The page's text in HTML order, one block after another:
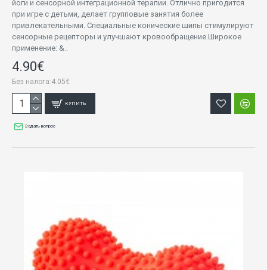
йоги и сенсорной интеграционной терапии. Отлично пригодится
при игре с детьми, делает групповые занятия более
привлекательными. Специальные конические шипы стимулируют
сенсорные рецепторы и улучшают кровообращение.Широкое
применение: &..
4.90€
Без налога:4.05€
КУПИТЬ
Задать вопрос